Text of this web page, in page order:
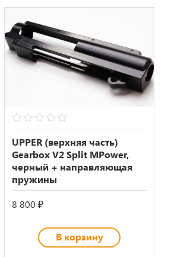
0
out
of
5
UPPER (верхняя часть)
Gearbox V2 Split MPower,
черный + направляющая
пружины
8 800 ₽
В корзину